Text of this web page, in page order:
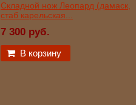
Складной нож Леопард (дамаск,
стаб карельская...
7 300 руб.
В корзину